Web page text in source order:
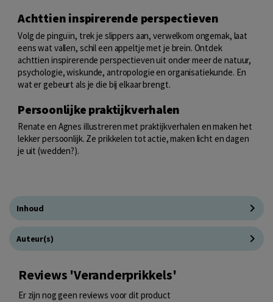
Achttien inspirerende perspectieven
Volg de pinguïn, trek je slippers aan, verwelkom ongemak, laat
eens wat vallen, schil een appeltje met je brein. Ontdek
achttien inspirerende perspectieven uit onder meer de natuur,
psychologie, wiskunde, antropologie en organisatiekunde. En
wat er gebeurt als je die bij elkaar brengt.
Persoonlijke praktijkverhalen
Renate en Agnes illustreren met praktijkverhalen en maken het
lekker persoonlijk. Ze prikkelen tot actie, maken licht en dagen
je uit (wedden?).
Inhoud
Auteur(s)
Reviews 'Veranderprikkels'
Er zijn nog geen reviews voor dit product